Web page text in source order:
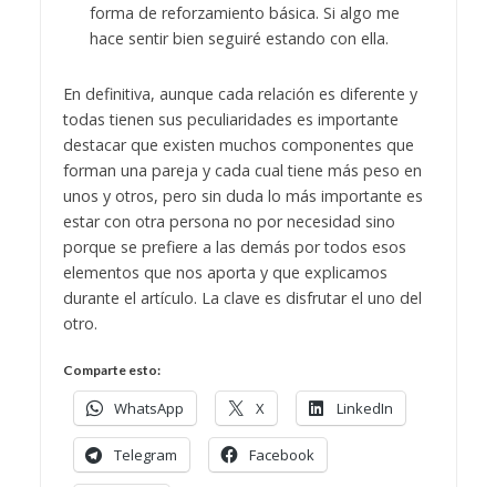
forma de reforzamiento básica. Si algo me
hace sentir bien seguiré estando con ella.
En definitiva, aunque cada relación es diferente y
todas tienen sus peculiaridades es importante
destacar que existen muchos componentes que
forman una pareja y cada cual tiene más peso en
unos y otros, pero sin duda lo más importante es
estar con otra persona no por necesidad sino
porque se prefiere a las demás por todos esos
elementos que nos aporta y que explicamos
durante el artículo. La clave es disfrutar el uno del
otro.
Comparte esto:
WhatsApp X LinkedIn
Telegram Facebook